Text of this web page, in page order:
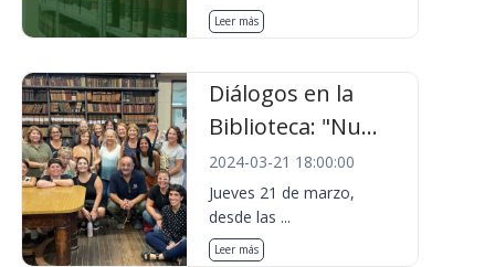
Leer más
Diálogos en la
Biblioteca: "Nu...
2024-03-21 18:00:00
Jueves 21 de marzo,
desde las ...
Leer más